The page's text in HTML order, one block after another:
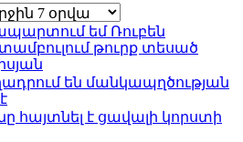
եմ Ռուբեն
թուրք տեսած
են մանկապղծության
հայտնել է ցավալի կորստի